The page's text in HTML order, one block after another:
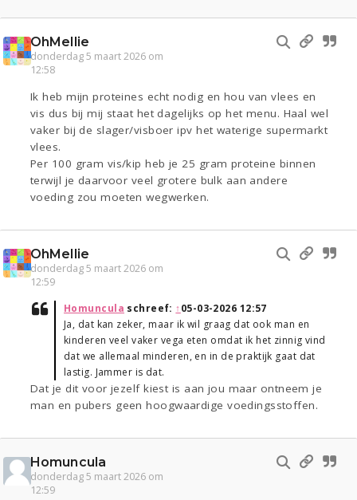
OhMellie
donderdag 5 maart 2026 om
12:58
Ik heb mijn proteines echt nodig en hou van vlees en
vis dus bij mij staat het dagelijks op het menu. Haal wel
vaker bij de slager/visboer ipv het waterige supermarkt
vlees.
Per 100 gram vis/kip heb je 25 gram proteine binnen
terwijl je daarvoor veel grotere bulk aan andere
voeding zou moeten wegwerken.
OhMellie
donderdag 5 maart 2026 om
12:59
Homuncula schreef: ↑05-03-2026 12:57
Ja, dat kan zeker, maar ik wil graag dat ook man en
kinderen veel vaker vega eten omdat ik het zinnig vind
dat we allemaal minderen, en in de praktijk gaat dat
lastig. Jammer is dat.
Dat je dit voor jezelf kiest is aan jou maar ontneem je
man en pubers geen hoogwaardige voedingsstoffen.
Homuncula
donderdag 5 maart 2026 om
12:59